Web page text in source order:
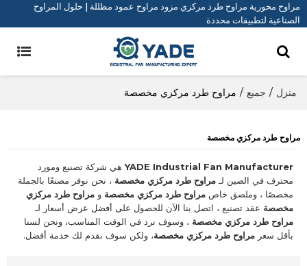
مراوح محورية مراوح طرد مركزي مزود مراوح عمود مظللة | حلول المراوح
الصناعية لتطبيقات محددة
منزل / جميع / مراوح طرد مركزي مخصصة
مراوح طرد مركزي مخصصة
YADE Industrial Fan Manufacturerهي شركة تصنيع ومورد
محترف في الصين لـ مراوح طرد مركزي مخصصة ، نحن نوفر مصنعًا بالجملة
مخصصًا ، وملصق خاص مراوح طرد مركزي مخصصة و مراوح طرد مركزي
مخصصة عقد تصنيع ، اتصل بنا الآن للحصول على أفضل عرض أسعار لـ
مراوح طرد مركزي مخصصة ، وسوف نرد في الوقت المناسب، ونحن لسنا
بأقل سعر مراوح طرد مركزي مخصصة، ولكن سوف نقدم لك خدمة أفضل.